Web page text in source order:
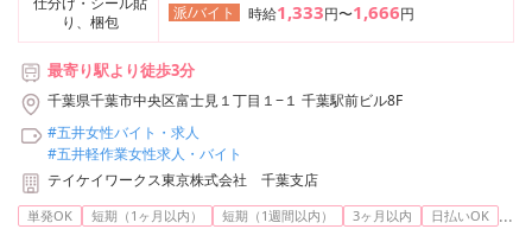
り、梱包
派/バイト 時給1,333円〜1,666円
最寄り駅より徒歩3分
千葉県千葉市中央区富士見１丁目１−１ 千葉駅前ビル8F
#五井女性バイト・求人
#五井軽作業女性求人・バイト
テイケイワークス東京株式会社 千葉支店
単発OK 短期（1ヶ月以内） 短期（1週間以内） 3ヶ月以内 日払いOK ...